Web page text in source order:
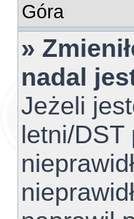
Góra
»
nadal
Jeżeli
letni/